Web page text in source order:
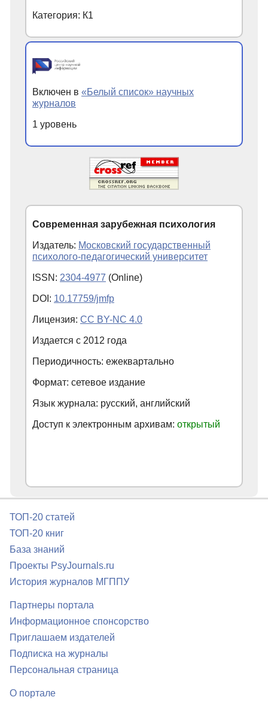
Категория: К1
Включен в «Белый список» научных
журналов
1 уровень
Современная зарубежная психология
Издатель: Московский государственный
психолого-педагогический университет
ISSN: 2304-4977 (Online)
DOI: 10.17759/jmfp
Лицензия: CC BY-NC 4.0
Издается с 2012 года
Периодичность: ежеквартально
Формат: сетевое издание
Язык журнала: русский, английский
Доступ к электронным архивам: открытый
ТОП-20 статей
ТОП-20 книг
База знаний
Проекты PsyJournals.ru
История журналов МГППУ
Партнеры портала
Информационное спонсорство
Приглашаем издателей
Подписка на журналы
Персональная страница
О портале